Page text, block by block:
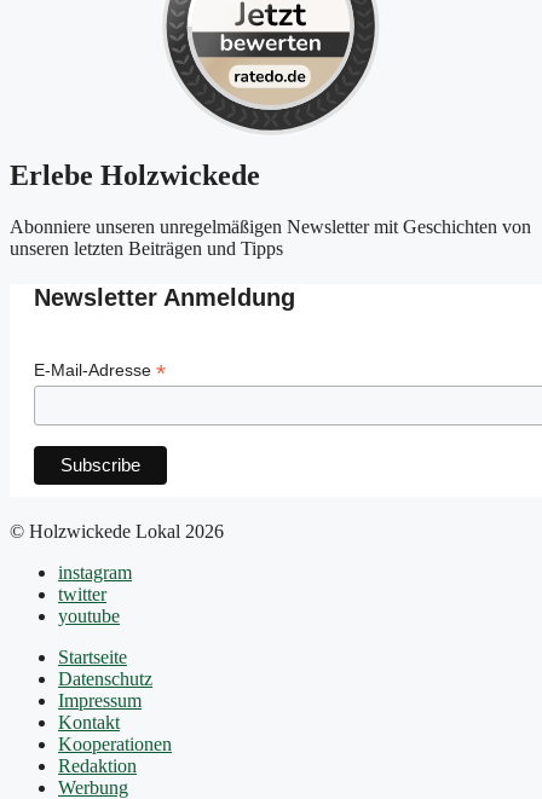
Erlebe Holzwickede
Abonniere unseren unregelmäßigen Newsletter mit Geschichten von
unseren letzten Beiträgen und Tipps
Newsletter Anmeldung
E-Mail-Adresse *
© Holzwickede Lokal 2026
instagram
twitter
youtube
Startseite
Datenschutz
Impressum
Kontakt
Kooperationen
Redaktion
Werbung